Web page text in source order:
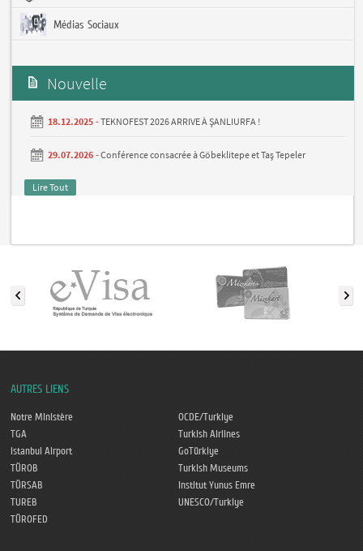
Médias Sociaux
Nouvelle
18.12.2025 -TEKNOFEST 2026 ARRIVE À ŞANLIURFA !
29.07.2026 -Conférence consacrée à Göbeklitepe et Taş Tepeler
Lire Tout
AUTRES LIENS
Notre Ministère
OCDE/Turkiye
TGA
Turkish Airlines
Istanbul Airport
GoTürkiye
TÜROB
Turkish Museums
TÜRSAB
Institut Yunus Emre
TUREB
UNESCO/Turkiye
TÜROFED